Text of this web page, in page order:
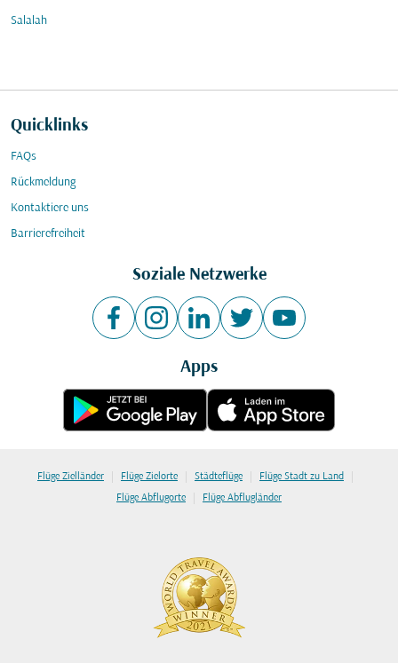
Salalah
Quicklinks
FAQs
Rückmeldung
Kontaktiere uns
Barrierefreiheit
Soziale Netzwerke
Apps
Flüge Zielländer | Flüge Zielorte | Städteflüge | Flüge Stadt zu Land |
Flüge Abflugorte | Flüge Abflugländer